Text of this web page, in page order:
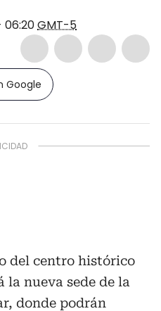
GMT-5
Google
del centro histórico
la nueva sede de la
donde podrán